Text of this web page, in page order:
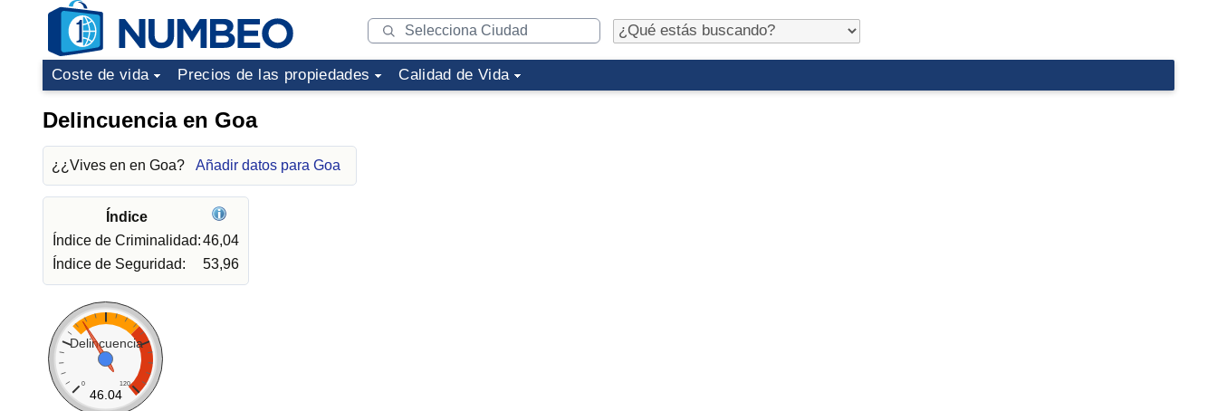
Coste de vida Precios de las propiedades Calidad de Vida
Delincuencia en Goa
¿¿Vives en en Goa? Añadir datos para Goa
Índice
Índice de Criminalidad:46,04
Índice de Seguridad:
53,96
Delincuencia
0 120
46.04